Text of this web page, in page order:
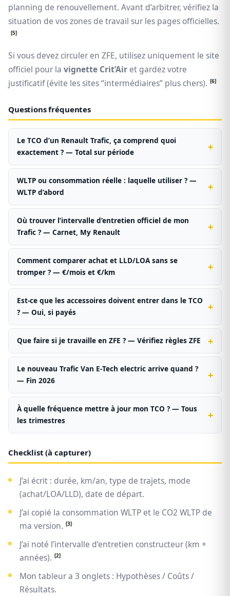
planning de renouvellement. Avant d’arbitrer, vérifiez la
situation de vos zones de travail sur les pages officielles.
[5]
Si vous devez circuler en ZFE, utilisez uniquement le site
officiel pour la vignette Crit’Air et gardez votre
justificatif (évite les sites “intermédiaires” plus chers). [6]
Questions fréquentes
Le TCO d’un Renault Trafic, ça comprend quoi
exactement ? — Total sur période
WLTP ou consommation réelle : laquelle utiliser ? —
WLTP d’abord
Où trouver l’intervalle d’entretien officiel de mon
Trafic ? — Carnet, My Renault
Comment comparer achat et LLD/LOA sans se
tromper ? — €/mois et €/km
Est-ce que les accessoires doivent entrer dans le TCO
? — Oui, si payés
Que faire si je travaille en ZFE ? — Vérifiez règles ZFE
Le nouveau Trafic Van E‑Tech electric arrive quand ?
— Fin 2026
À quelle fréquence mettre à jour mon TCO ? — Tous
les trimestres
Checklist (à capturer)
J’ai écrit : durée, km/an, type de trajets, mode
(achat/LOA/LLD), date de départ.
J’ai copié la consommation WLTP et le CO2 WLTP de
ma version. [3]
J’ai noté l’intervalle d’entretien constructeur (km +
années). [2]
Mon tableur a 3 onglets : Hypothèses / Coûts /
Résultats.